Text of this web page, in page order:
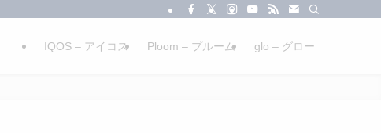
IQOS – アイコス Ploom – プルーム glo – グロー